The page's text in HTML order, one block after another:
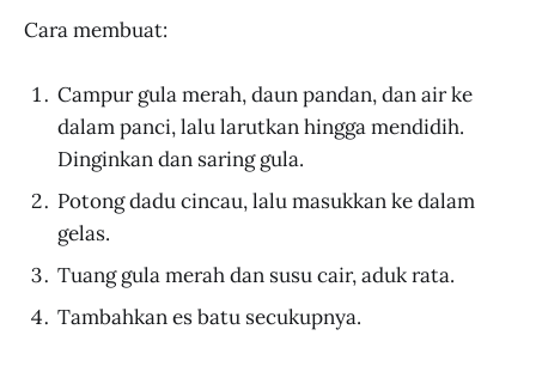
Cara membuat:
Campur gula merah, daun pandan, dan air ke
dalam panci, lalu larutkan hingga mendidih.
Dinginkan dan saring gula.
Potong dadu cincau, lalu masukkan ke dalam
gelas.
Tuang gula merah dan susu cair, aduk rata.
Tambahkan es batu secukupnya.